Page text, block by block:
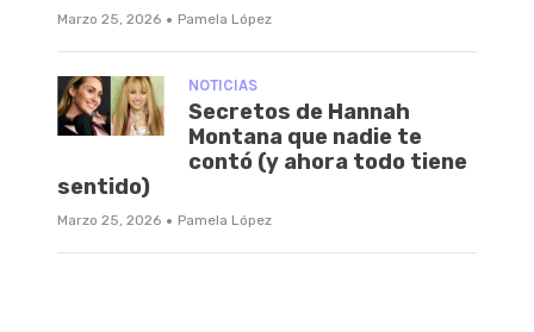
Marzo 25, 2026 · Pamela López
NOTICIAS
Secretos de Hannah
Montana que nadie te
contó (y ahora todo tiene
sentido)
Marzo 25, 2026 · Pamela López